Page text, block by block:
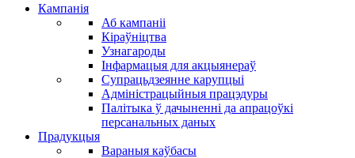
Кампанія
Аб кампаніі
Кіраўніцтва
Узнагароды
Інфармацыя для акцыянераў
Супрацьдзеянне карупцыі
Адміністрацыйныя працэдуры
Палітыка ў дачыненні да апрацоўкі
персанальных даных
Прадукцыя
Вараныя каўбасы